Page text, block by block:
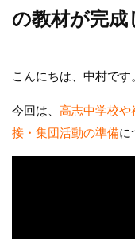
の教材が完成
こんにちは、中村です
今回は、 高志中学校や
接・集団活動の準備に